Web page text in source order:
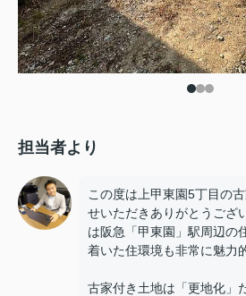
担当者より
この度は上甲東園5丁目の
せいただきありがとうござ
は阪急「甲東園」駅周辺の
着いた住環境も非常に魅力
古家付き土地は「更地化」